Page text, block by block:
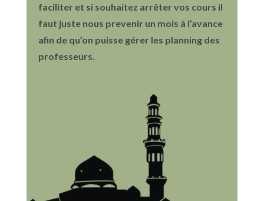
faciliter et si souhaitez arrêter vos cours il
faut juste nous prevenir un mois à l’avance
afin de qu’on puisse gérer les planning des
professeurs.